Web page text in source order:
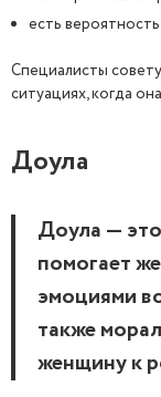
есть
Специалисты
ситуациях, когда
Доула
Доула —
помогает
эмоциями
также
женщину к